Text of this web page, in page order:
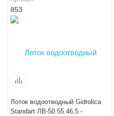
853
Лоток водоотводный Gidrolica
Standart ЛВ-50.55.46,5 -